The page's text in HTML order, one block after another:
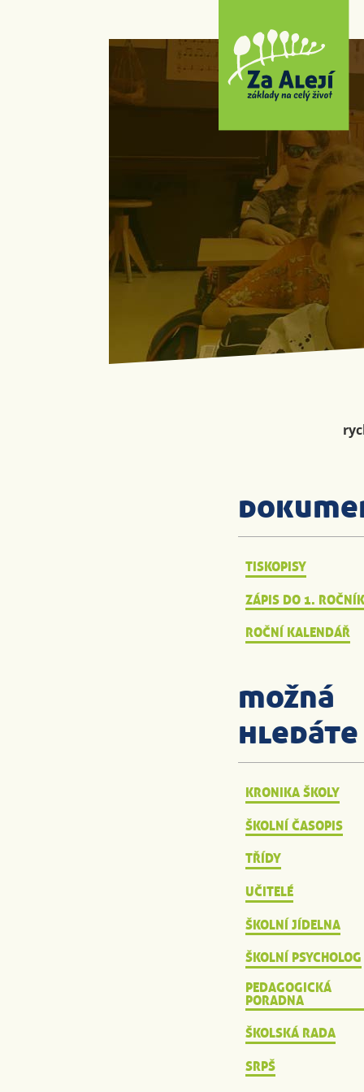
TISKOPISY
ZÁPIS DO 1.
ROČNÍ KALENDÁŘ
možná
hledáte
KRONIKA ŠKOLY
ŠKOLNÍ ČASOPIS
TŘÍDY
UČITELÉ
ŠKOLNÍ JÍDELNA
ŠKOLNÍ PSYCHOLOG
PEDAGOGICKÁ
PORADNA
ŠKOLSKÁ RADA
SRPŠ